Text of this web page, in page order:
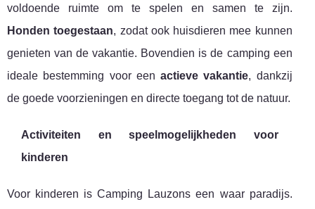
voldoende ruimte om te spelen en samen te zijn.
Honden toegestaan, zodat ook huisdieren mee kunnen
genieten van de vakantie. Bovendien is de camping een
ideale bestemming voor eenactieve vakantie, dankzij
de goede voorzieningen en directe toegang tot de natuur.
Activiteiten en speelmogelijkheden voor
kinderen
Voor kinderen is Camping Lauzons een waar paradijs.